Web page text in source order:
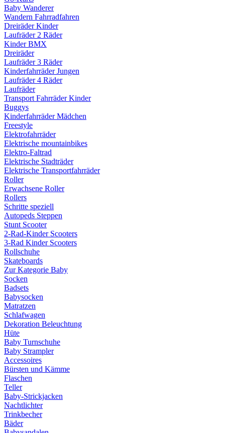
Baby Wanderer
Wandern Fahrradfahren
Dreiräder Kinder
Laufräder 2 Räder
Kinder BMX
Dreiräder
Laufräder 3 Räder
Kinderfahrräder Jungen
Laufräder 4 Räder
Laufräder
Transport Fahrräder Kinder
Buggys
Kinderfahrräder Mädchen
Freestyle
Elektrofahrräder
Elektrische mountainbikes
Elektro-Faltrad
Elektrische Stadträder
Elektrische Transportfahrräder
Roller
Erwachsene Roller
Rollers
Schritte speziell
Autopeds Steppen
Stunt Scooter
2-Rad-Kinder Scooters
3-Rad Kinder Scooters
Rollschuhe
Skateboards
Zur Kategorie Baby
Socken
Badsets
Babysocken
Matratzen
Schlafwagen
Dekoration Beleuchtung
Hüte
Baby Turnschuhe
Baby Strampler
Accessoires
Bürsten und Kämme
Flaschen
Teller
Baby-Strickjacken
Nachtlichter
Trinkbecher
Bäder